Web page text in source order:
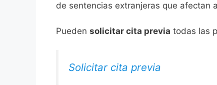
de sentencias extranjeras que afectan
​Pueden solicitar cita previa todas las
Solicitar cita previa